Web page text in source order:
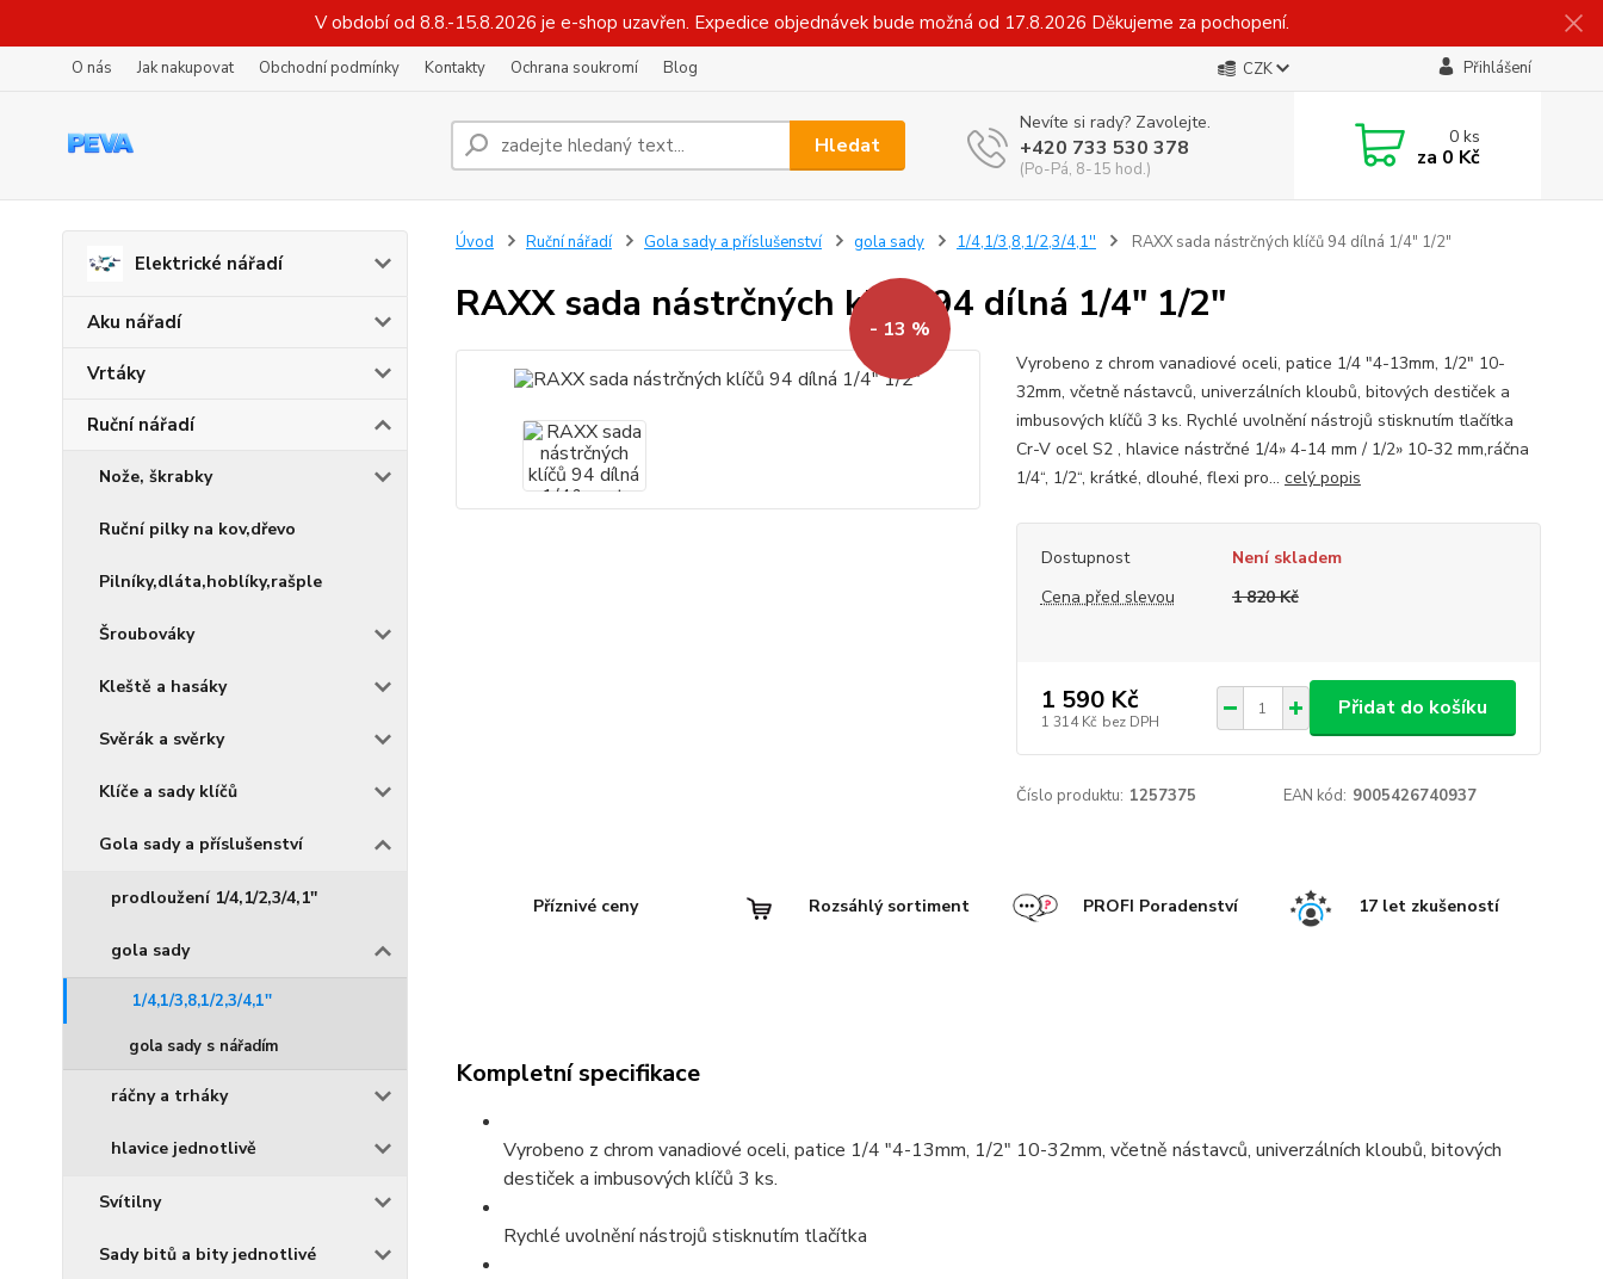
V období od 8.8.-15.8.2026 je e-shop uzavřen. Expedice objednávek bude možná od 17.8.2026 Děkujeme za pochopení.
O nás Jak nakupovat Obchodní podmínky Kontakty Ochrana soukromí Blog CZK Přihlášení
Hledat
Nevíte si rady? Zavolejte.
+420 733 530 378
(Po-Pá, 8-15 hod.)
0ks
za 0 Kč
Elektrické nářadí
Aku nářadí
Vrtáky
Ruční nářadí
Nože, škrabky
Ruční pilky na kov,dřevo
Pilníky,dláta,hoblíky,rašple
Šroubováky
Kleště a hasáky
Svěrák a svěrky
Klíče a sady klíčů
Gola sady a příslušenství
prodloužení 1/4,1/2,3/4,1''
gola sady
1/4,1/3,8,1/2,3/4,1''
gola sady s nářadím
ráčny a trháky
hlavice jednotlivě
Svítilny
Sady bitů a bity jednotlivé
Úvod Ruční nářadí Gola sady a příslušenství gola sady 1/4,1/3,8,1/2,3/4,1'' RAXX sada nástrčných klíčů 94 dílná 1/4" 1/2"
RAXX sada nástrčných klíčů 94 dílná 1/4" 1/2"
- 13 %
Vyrobeno z chrom vanadiové oceli, patice 1/4 "4-13mm, 1/2" 10-
32mm, včetně nástavců, univerzálních kloubů, bitových destiček a
imbusových klíčů 3 ks. Rychlé uvolnění nástrojů stisknutím tlačítka
Cr-V ocel S2 , hlavice nástrčné 1/4» 4-14 mm / 1/2» 10-32 mm,ráčna
1/4“, 1/2“, krátké, dlouhé, flexi pro... celý popis
Dostupnost
Není skladem
Cena před slevou
1 820 Kč
1 590 Kč
1 314 Kč bez DPH
Přidat do košíku
Číslo produktu: 1257375 EAN kód: 9005426740937
Příznivé ceny Rozsáhlý sortiment PROFI Poradenství 17 let zkušeností
Kompletní specifikace
Vyrobeno z chrom vanadiové oceli, patice 1/4 "4-13mm, 1/2" 10-32mm, včetně nástavců, univerzálních kloubů, bitových
destiček a imbusových klíčů 3 ks.
Rychlé uvolnění nástrojů stisknutím tlačítka